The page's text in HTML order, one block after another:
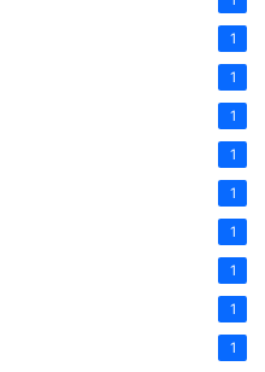
1
1
1
1
1
1
1
1
1